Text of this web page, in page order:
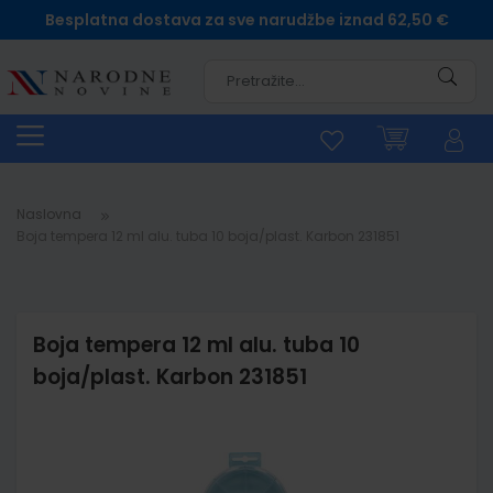
Besplatna dostava za sve narudžbe iznad 62,50 €
Naslovna
Boja tempera 12 ml alu. tuba 10
boja/plast. Karbon 231851